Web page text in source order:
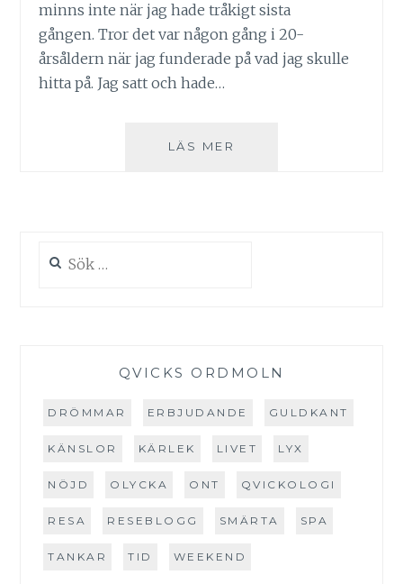
minns inte när jag hade tråkigt sista
gången. Tror det var någon gång i 20-
årsåldern när jag funderade på vad jag skulle
hitta på. Jag satt och hade…
LÄS MER
efter:
QVICKS ORDMOLN
DRÖMMAR ERBJUDANDE GULDKANT
KÄNSLOR KÄRLEK LIVET LYX
NÖJD OLYCKA ONT QVICKOLOGI
RESA RESEBLOGG SMÄRTA SPA
TANKAR TID WEEKEND